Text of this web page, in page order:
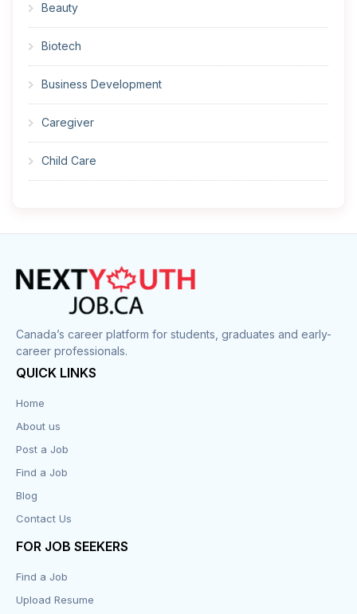
Beauty
Biotech
Business Development
Caregiver
Child Care
Construction
Cook
Corrections
Customer Service
Design
Distribution-Shipping
Education
Engineering
Canada’s career platform for students, graduates and early-
career professionals.
QUICK LINKS
Home
About us
Post a Job
Find a Job
Blog
Contact Us
FOR JOB SEEKERS
Find a Job
Upload Resume